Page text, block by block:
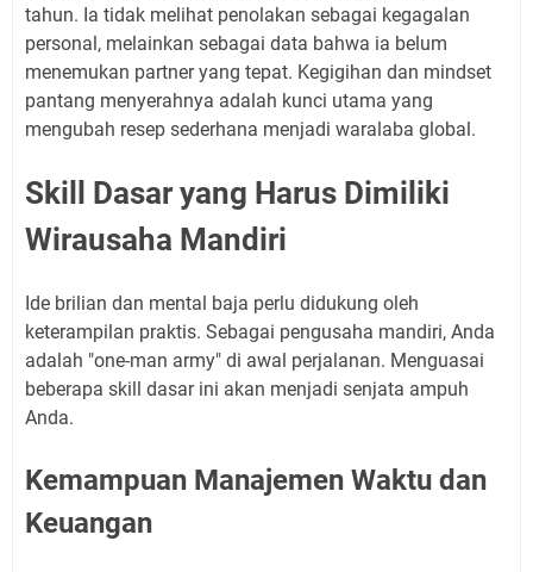
tahun. Ia tidak melihat penolakan sebagai kegagalan
personal, melainkan sebagai data bahwa ia belum
menemukan partner yang tepat. Kegigihan dan mindset
pantang menyerahnya adalah kunci utama yang
mengubah resep sederhana menjadi waralaba global.
Skill Dasar yang Harus Dimiliki
Wirausaha Mandiri
Ide brilian dan mental baja perlu didukung oleh
keterampilan praktis. Sebagai pengusaha mandiri, Anda
adalah "one-man army" di awal perjalanan. Menguasai
beberapa skill dasar ini akan menjadi senjata ampuh
Anda.
Kemampuan Manajemen Waktu dan
Keuangan